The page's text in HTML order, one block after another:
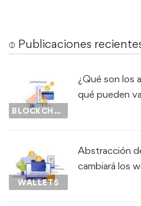
⌽ Publicaciones
BLOCKCHAIN
¿Qué son los
qué pueden
WALLETS
Abstracción
cambiará los